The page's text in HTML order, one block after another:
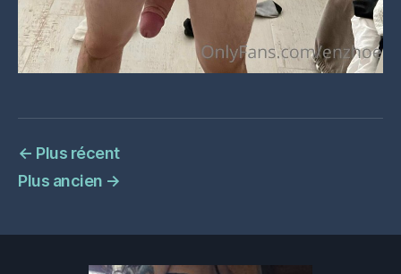
← Plus récent
Plus ancien →